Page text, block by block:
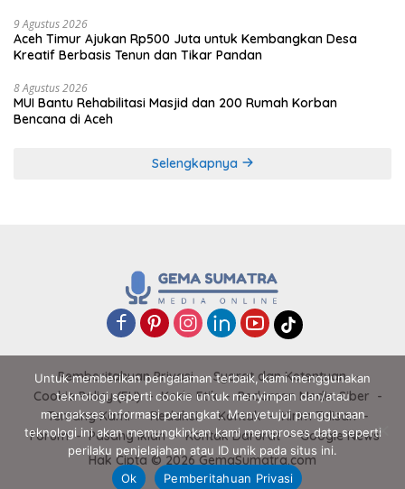
9 Agustus 2026
Aceh Timur Ajukan Rp500 Juta untuk Kembangkan Desa
Kreatif Berbasis Tenun dan Tikar Pandan
8 Agustus 2026
MUI Bantu Rehabilitasi Masjid dan 200 Rumah Korban
Bencana di Aceh
Selengkapnya
Pemberitahuan Privasi
Syarat dan Ketentuan
Cookie Policy (EU)
Kode Etik
Pedoman Media Siber
Tentang Kami
Redaksi Kontak
Kirim Tulisan
Forum
Pasang Iklan Kontak Darurat
Google News
Hak Cipta © 2026 GemaSumatra.com
Untuk memberikan pengalaman terbaik, kami menggunakan
teknologi seperti cookie untuk menyimpan dan/atau
mengakses informasi perangkat. Menyetujui penggunaan
teknologi ini akan memungkinkan kami memproses data seperti
perilaku penjelajahan atau ID unik pada situs ini.
Ok
Pemberitahuan Privasi